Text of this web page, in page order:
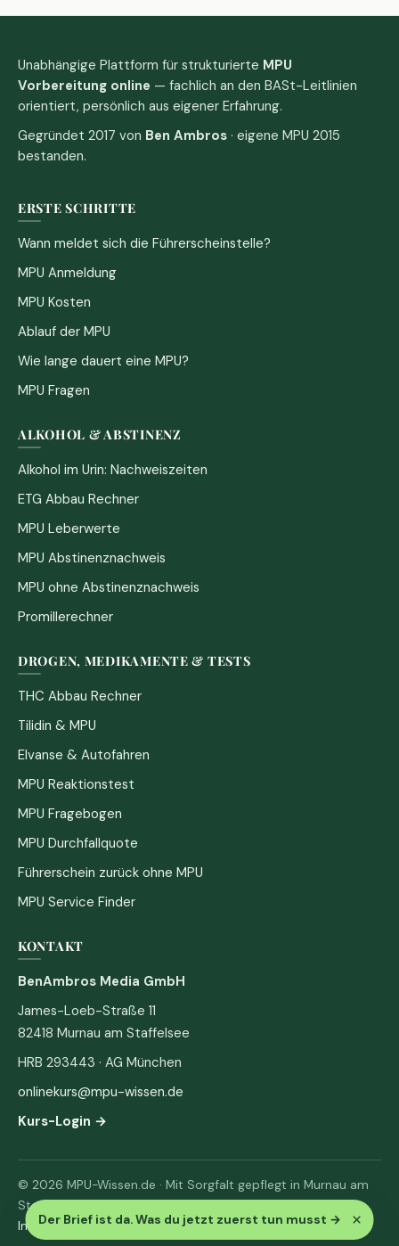
Der Brief ist da. Was du jetzt zuerst tun musst → ×
Unabhängige Plattform für strukturierte MPU
Vorbereitung online — fachlich an den BASt-Leitlinien
orientiert, persönlich aus eigener Erfahrung.
Gegründet 2017 von Ben Ambros · eigene MPU 2015
bestanden.
ERSTE SCHRITTE
Wann meldet sich die Führerscheinstelle?
MPU Anmeldung
MPU Kosten
Ablauf der MPU
Wie lange dauert eine MPU?
MPU Fragen
ALKOHOL & ABSTINENZ
Alkohol im Urin: Nachweiszeiten
ETG Abbau Rechner
MPU Leberwerte
MPU Abstinenznachweis
MPU ohne Abstinenznachweis
Promillerechner
DROGEN, MEDIKAMENTE & TESTS
THC Abbau Rechner
Tilidin & MPU
Elvanse & Autofahren
MPU Reaktionstest
MPU Fragebogen
MPU Durchfallquote
Führerschein zurück ohne MPU
MPU Service Finder
KONTAKT
BenAmbros Media GmbH
James-Loeb-Straße 11
82418 Murnau am Staffelsee
HRB 293443 · AG München
onlinekurs@mpu-wissen.de
Kurs-Login →
© 2026 MPU-Wissen.de · Mit Sorgfalt gepflegt in Murnau am
Staffelsee
Impressum· Datenschutz & AGB